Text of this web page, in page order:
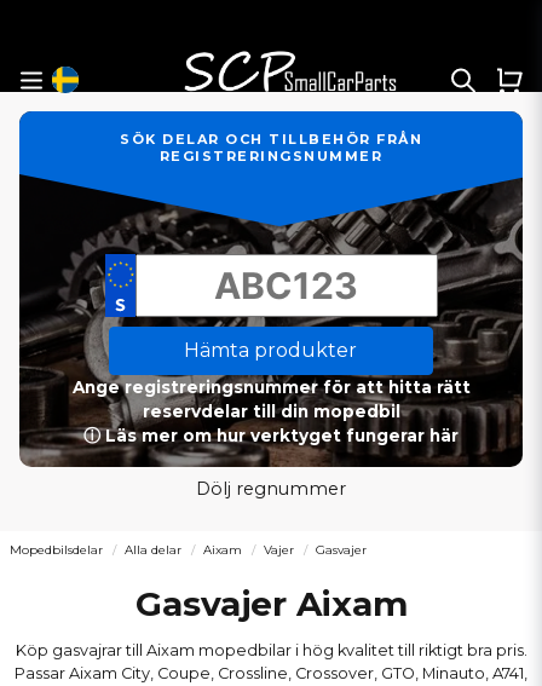
SÖK DELAR OCH TILLBEHÖR FRÅN
REGISTRERINGSNUMMER
Hämta produkter
Ange registreringsnummer för att hitta rätt
reservdelar till din mopedbil
ⓘ Läs mer om hur verktyget fungerar här
Dölj regnummer
Mopedbilsdelar Alla delar Aixam Vajer Gasvajer
Gasvajer Aixam
Köp gasvajrar till Aixam mopedbilar i hög kvalitet till riktigt bra pris.
Passar Aixam City, Coupe, Crossline, Crossover, GTO, Minauto, A741,